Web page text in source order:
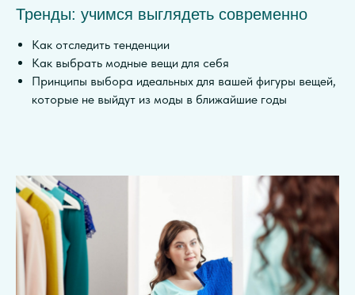
Тренды: учимся выглядеть современно
Как отследить тенденции
Как выбрать модные вещи для себя
Принципы выбора идеальных для вашей фигуры вещей,
которые не выйдут из моды в ближайшие годы